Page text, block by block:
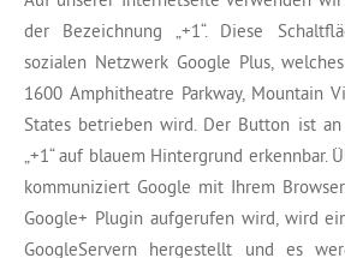
der Bezeichnung „+1“. Diese
sozialen Netzwerk Google Plus,
1600 Amphitheatre Parkway, Mountain
States betrieben wird. Der Button ist
„+1“ auf blauem Hintergrund erkennbar.
kommuniziert Google mit Ihrem
Google+ Plugin aufgerufen wird, wird
GoogleServern hergestellt und es